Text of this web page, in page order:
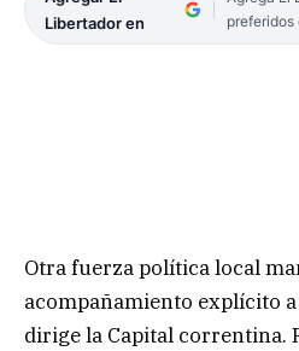
Libertador en
preferidos
Otra fuerza política local
acompañamiento explícito
dirige la Capital correntina.